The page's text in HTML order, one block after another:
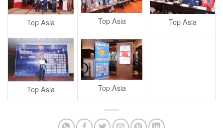
Top Asia Top Asia Top Asia
Top Asia Top Asia